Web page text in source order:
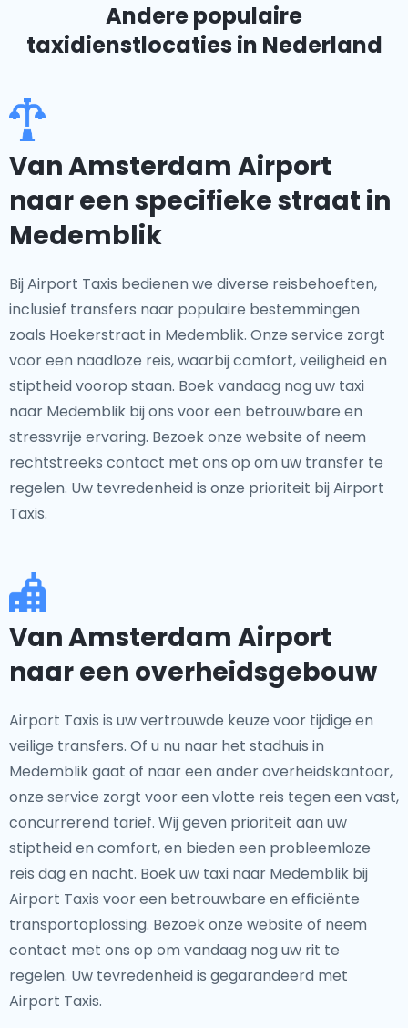
Andere populaire
taxidienstlocaties in Nederland
Van Amsterdam Airport
naar een specifieke straat in
Medemblik
Bij Airport Taxis bedienen we diverse reisbehoeften,
inclusief transfers naar populaire bestemmingen
zoals Hoekerstraat in Medemblik. Onze service zorgt
voor een naadloze reis, waarbij comfort, veiligheid en
stiptheid voorop staan. Boek vandaag nog uw taxi
naar Medemblik bij ons voor een betrouwbare en
stressvrije ervaring. Bezoek onze website of neem
rechtstreeks contact met ons op om uw transfer te
regelen. Uw tevredenheid is onze prioriteit bij Airport
Taxis.
Van Amsterdam Airport
naar een overheidsgebouw
Airport Taxis is uw vertrouwde keuze voor tijdige en
veilige transfers. Of u nu naar het stadhuis in
Medemblik gaat of naar een ander overheidskantoor,
onze service zorgt voor een vlotte reis tegen een vast,
concurrerend tarief. Wij geven prioriteit aan uw
stiptheid en comfort, en bieden een probleemloze
reis dag en nacht. Boek uw taxi naar Medemblik bij
Airport Taxis voor een betrouwbare en efficiënte
transportoplossing. Bezoek onze website of neem
contact met ons op om vandaag nog uw rit te
regelen. Uw tevredenheid is gegarandeerd met
Airport Taxis.